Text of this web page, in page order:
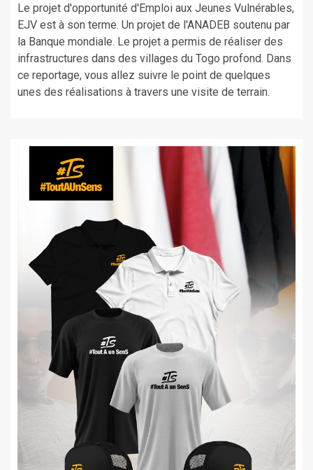
Le projet d'opportunité d'Emploi aux Jeunes Vulnérables,
EJV est à son terme. Un projet de l'ANADEB soutenu par
la Banque mondiale. Le projet a permis de réaliser des
infrastructures dans des villages du Togo profond. Dans
ce reportage, vous allez suivre le point de quelques
unes des réalisations à travers une visite de terrain.